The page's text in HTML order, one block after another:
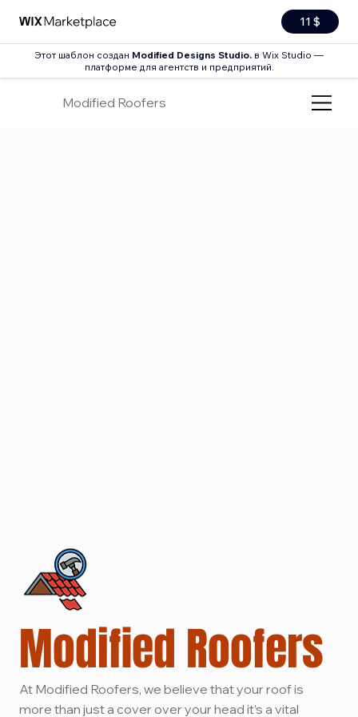
11 $
Этот шаблон создан Modified Designs Studio. в Wix Studio —
платформе для агентств и предприятий.